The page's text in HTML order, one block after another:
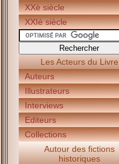
XXè siècle
XXIè siècle
Les Acteurs du Livre
Auteurs
Illustrateurs
Interviews
Editeurs
Collections
Autour des fictions
historiques